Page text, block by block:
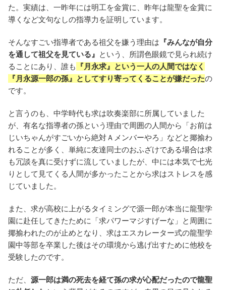
た。実績は、一昨年には明工を金賞に、昨年は龍聖を金賞に
導くなど文句なしの指導力を証明しています。
そんなすごい指導者である祖父を嫌う理由は 『みんなが自分
を通して祖父を見ている』 という、所謂色眼鏡で見られ続け
ることにあり、誰も
『月永求』という一人の人間ではなく
『月永源一郎の孫』としてすり寄ってくることが嫌だったの
です。
と言うのも、中学時代も求は吹奏楽部に所属していました
が、有名な指導者の孫という理由で周囲の人間から「お前は
じいちゃんがすごいから絶対Ａメンバーやろ」などと揶揄わ
れることが多く、単純に友達同士のおふざけである場合は求
も冗談を真に受けずに流していましたが、中には本気で七光
りとして見てくる人間が多かったことから求はストレスを感
じていました。
また、求が高校に上がるタイミングで源一郎が本当に龍聖学
園に赴任してきたために「求パワーマジすげーな」と周囲に
揶揄われたのが止めとなり、求はエスカレーター式の龍聖学
園中等部を卒業した後はその環境から逃げ出すために他校を
受験したのです。
ただ、 源一郎は満の死去を経て孫の求が心配だったので龍聖